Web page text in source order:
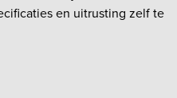
en uitrusting zelf te